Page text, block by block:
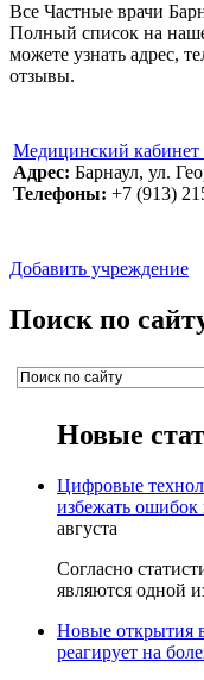
Все Частные врачи
Полный список на
можете узнать адрес,
отзывы.
Медицинский кабинет
Адрес: Барнаул, ул.
Телефоны: +7 (913)
Добавить учреждение
Поиск по
Новые
Цифровые
избежать ошибок
августа
Согласно
являются одной
Новые открытия
реагирует на